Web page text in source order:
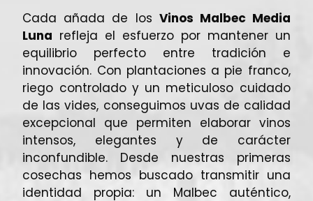
Cada añada de los Vinos Malbec Media
Luna refleja el esfuerzo por mantener un
equilibrio perfecto entre tradición e
innovación. Con plantaciones a pie franco,
riego controlado y un meticuloso cuidado
de las vides, conseguimos uvas de calidad
excepcional que permiten elaborar vinos
intensos, elegantes y de carácter
inconfundible. Desde nuestras primeras
cosechas hemos buscado transmitir una
identidad propia: un Malbec auténtico,